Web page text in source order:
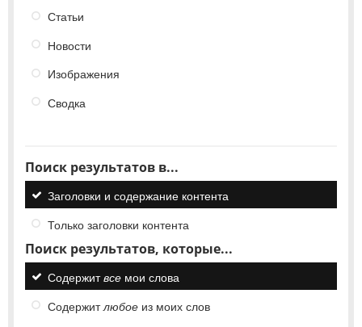
Статьи
Новости
Изображения
Сводка
Поиск результатов в...
Заголовки и содержание контента
Только заголовки контента
Поиск результатов, которые...
Содержитвсе мои слова
Содержитлюбое из моих слов